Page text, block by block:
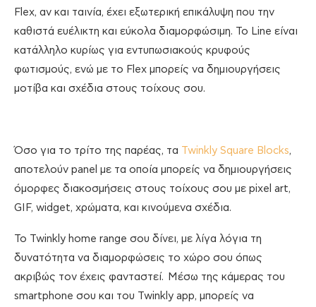
Flex, αν και ταινία, έχει εξωτερική επικάλυψη που την
καθιστά ευέλικτη και εύκολα διαμορφώσιμη. Το Line είναι
κατάλληλο κυρίως για εντυπωσιακούς κρυφούς
φωτισμούς, ενώ με το Flex μπορείς να δημιουργήσεις
μοτίβα και σχέδια στους τοίχους σου.
Όσο για το τρίτο της παρέας, τα Twinkly Square Blocks,
αποτελούν panel με τα οποία μπορείς να δημιουργήσεις
όμορφες διακοσμήσεις στους τοίχους σου με pixel art,
GIF, widget, χρώματα, και κινούμενα σχέδια.
Το Twinkly home range σου δίνει, με λίγα λόγια τη
δυνατότητα να διαμορφώσεις το χώρο σου όπως
ακριβώς τον έχεις φανταστεί. Μέσω της κάμερας του
smartphone σου και του Twinkly app, μπορείς να